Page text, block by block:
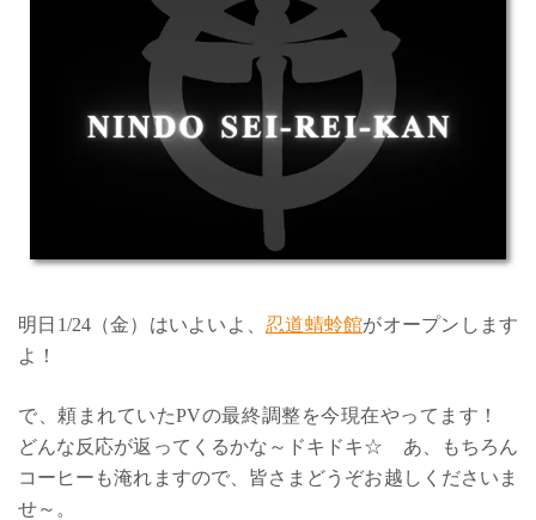
明日1/24（金）はいよいよ、 忍道蜻蛉館がオープンします
よ！
で、頼まれていたPVの最終調整を今現在やってます！
どんな反応が返ってくるかな～ドキドキ☆ あ、もちろん
コーヒーも淹れますので、皆さまどうぞお越しくださいま
せ～。